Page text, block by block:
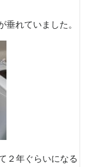
垂れていました。
２年ぐらいになる